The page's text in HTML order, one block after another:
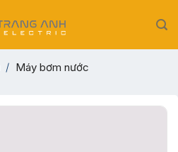
/ Máy bơm nước